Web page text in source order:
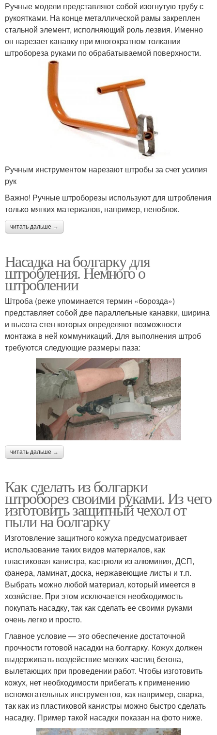
Ручные модели представляют собой изогнутую трубу с
рукоятками. На конце металлической рамы закреплен
стальной элемент, исполняющий роль лезвия. Именно
он нарезает канавку при многократном толкании
штробореза руками по обрабатываемой поверхности.
Ручным инструментом нарезают штробы за счет усилия
рук
Важно! Ручные штроборезы используют для штробления
только мягких материалов, например, пеноблок.
читать дальше →
Насадка на болгарку для
штробления. Немного о
штроблении
Штроба (реже упоминается термин «борозда»)
представляет собой две параллельные канавки, ширина
и высота стен которых определяют возможности
монтажа в ней коммуникаций. Для выполнения штроб
требуются следующие размеры паза:
читать дальше →
Как сделать из болгарки
штроборез своими руками. Из чего
изготовить защитный чехол от
пыли на болгарку
Изготовление защитного кожуха предусматривает
использование таких видов материалов, как
пластиковая канистра, кастрюли из алюминия, ДСП,
фанера, ламинат, доска, нержавеющие листы и т.п.
Выбрать можно любой материал, который имеется в
хозяйстве. При этом исключается необходимость
покупать насадку, так как сделать ее своими руками
очень легко и просто.
Главное условие — это обеспечение достаточной
прочности готовой насадки на болгарку. Кожух должен
выдерживать воздействие мелких частиц бетона,
вылетающих при проведении работ. Чтобы изготовить
кожух, нет необходимости прибегать к применению
вспомогательных инструментов, как например, сварка,
так как из пластиковой канистры можно быстро сделать
насадку. Пример такой насадки показан на фото ниже.